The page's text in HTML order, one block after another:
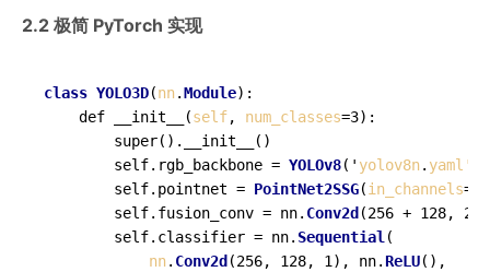
2.2 极简 PyTorch 实现
class YOLO3D(nn.Module):
    def __init__(
self, num_classes=3):
        super().__init__()
        self.rgb_backbone =
YOLOv8(' yolov8n. yaml'
        self.pointnet =
PointNet2SSG(in_channels
        self.fusion_conv = nn.
Conv2d (256 + 128,
        self.classifier = nn.
Sequential (
nn. Conv2d (256, 128, 1), nn.ReLU(),